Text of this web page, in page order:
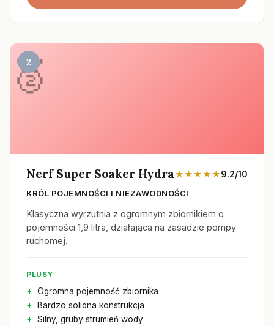
2
Nerf Super Soaker Hydra★★★★★9.2/10
KRÓL POJEMNOŚCI I NIEZAWODNOŚCI
Klasyczna wyrzutnia z ogromnym zbiornikiem o
pojemności 1,9 litra, działająca na zasadzie pompy
ruchomej.
PLUSY
Ogromna pojemność zbiornika
Bardzo solidna konstrukcja
Silny, gruby strumień wody